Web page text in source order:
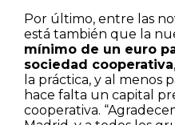
Por último, entre las
está también que la
mínimo de un euro
sociedad cooperativa
la práctica, y al menos
hace falta un capital
cooperativa.